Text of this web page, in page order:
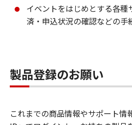
イベントをはじめとする各種
済・申込状況の確認などの手
製品登録のお願い
これまでの商品情報やサポート情